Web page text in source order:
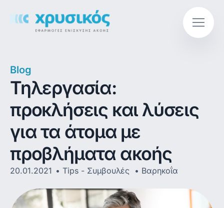
Blog
Τηλεργασία:
προκλήσεις και λύσεις
για τα άτομα με
προβλήματα ακοής
20.01.2021 Tips - Συμβουλές Βαρηκοΐα